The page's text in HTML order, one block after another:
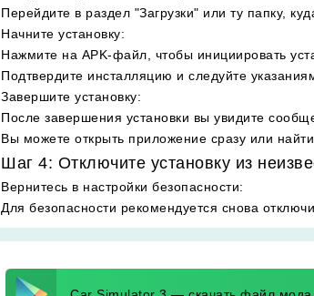
Перейдите в раздел "Загрузки" или ту папку,
Начните установку:
Нажмите на APK-файл, чтобы инициировать
Подтвердите инсталляцию и следуйте
Завершите установку:
После завершения установки вы увидите
Вы можете открыть приложение сразу или
Шаг 4: Отключите установку из
Вернитесь в настройки безопасности:
Для безопасности рекомендуется снова